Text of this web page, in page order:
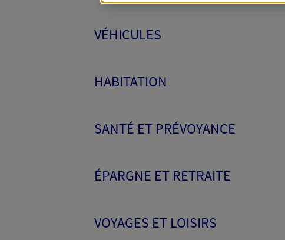
VÉHICULES
HABITATION
SANTÉ ET PRÉVOYANCE
ÉPARGNE ET RETRAITE
VOYAGES ET LOISIRS